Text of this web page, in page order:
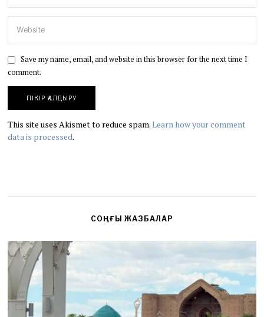
Save my name, email, and website in this browser for the next time I
comment.
This site uses Akismet to reduce spam.Learn how your comment
data is processed.
СОҢҒЫ ЖАЗБАЛАР